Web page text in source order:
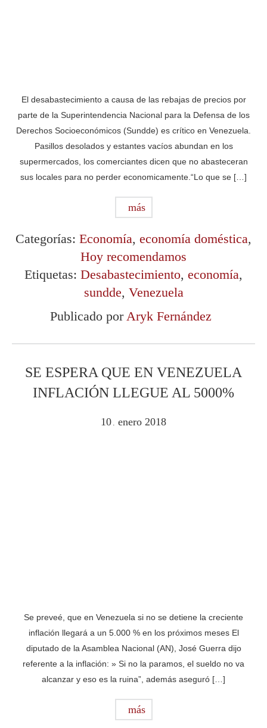
El desabastecimiento a causa de las rebajas de precios por
parte de la Superintendencia Nacional para la Defensa de los
Derechos Socioeconómicos (Sundde) es crítico en Venezuela.
Pasillos desolados y estantes vacíos abundan en los
supermercados, los comerciantes dicen que no abasteceran
sus locales para no perder economicamente.“Lo que se […]
más
Categorías: Economía, economía doméstica,
Hoy recomendamos
Etiquetas: Desabastecimiento, economía,
sundde, Venezuela
Publicado porAryk Fernández
SE ESPERA QUE EN VENEZUELA
INFLACIÓN LLEGUE AL 5000%
10 . enero 2018
Se preveé, que en Venezuela si no se detiene la creciente
inflación llegará a un 5.000 % en los próximos meses El
diputado de la Asamblea Nacional (AN), José Guerra dijo
referente a la inflación: » Si no la paramos, el sueldo no va
alcanzar y eso es la ruina”, además aseguró […]
más